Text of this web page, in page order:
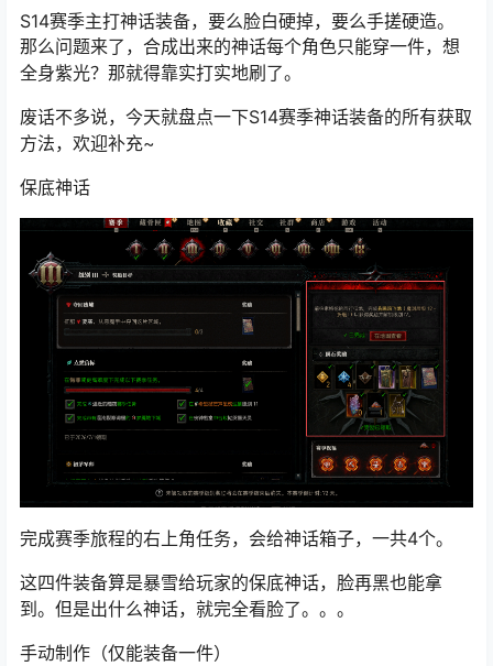
S14赛季主打神话装备，要么脸白硬掉，要么手搓硬造。
那么问题来了，合成出来的神话每个角色只能穿一件，想
全身紫光？那就得靠实打实地刷了。
废话不多说，今天就盘点一下S14赛季神话装备的所有获取
方法，欢迎补充~
保底神话
完成赛季旅程的右上角任务，会给神话箱子，一共4个。
这四件装备算是暴雪给玩家的保底神话，脸再黑也能拿
到。但是出什么神话，就完全看脸了。。。
手动制作（仅能装备一件）